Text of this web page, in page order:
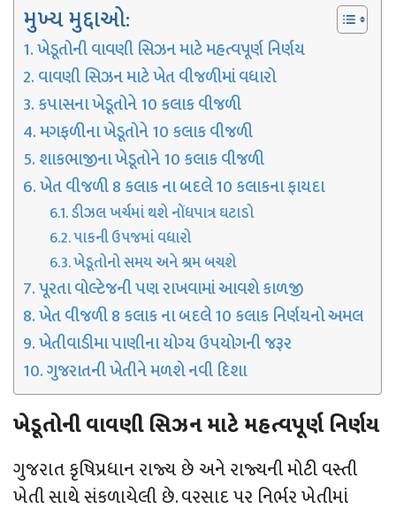
મુખ્ય મુદ્દાઓ:
ખેડૂતોની વાવણી સિઝન માટે મહત્વપૂર્ણ નિર્ણય
વાવણી સિઝન માટે ખેત વીજળીમાં વધારો
કપાસના ખેડૂતોને 10 કલાક વીજળી
મગફળીના ખેડૂતોને 10 કલાક વીજળી
શાકભાજીના ખેડૂતોને 10 કલાક વીજળી
ખેત વીજળી 8 કલાક ના બદલે 10 કલાકના ફાયદા
ડીઝલ ખર્ચમાં થશે નોંધપાત્ર ઘટાડો
પાકની ઉપજમાં વધારો
ખેડૂતોનો સમય અને શ્રમ બચશે
પૂરતા વોલ્ટેજની પણ રાખવામાં આવશે કાળજી
ખેત વીજળી 8 કલાક ના બદલે 10 કલાક નિર્ણયનો અમલ
ખેતીવાડીમા પાણીના યોગ્ય ઉપયોગની જરૂર
ગુજરાતની ખેતીને મળશે નવી દિશા
ખેડૂતોની વાવણી સિઝન માટે મહત્વપૂર્ણ નિર્ણય
ગુજરાત કૃષિપ્રધાન રાજ્ય છે અને રાજ્યની મોટી વસ્તી
ખેતી સાથે સંકળાયેલી છે. વરસાદ પર નિર્ભર ખેતીમાં